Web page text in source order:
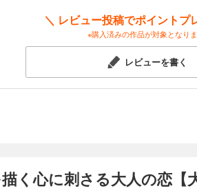
続けるもう一人の経営者。
女の想いが重なり合い、再
過ごす夫。
＼ レビュー投稿でポイントプ
※購入済みの作品が対象となり
レビューを書く
く心に刺さる大人の恋【